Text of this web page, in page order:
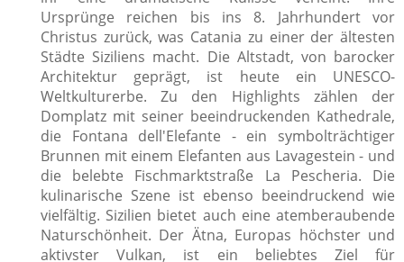
Ursprünge reichen bis ins 8. Jahrhundert vor
Christus zurück, was Catania zu einer der ältesten
Städte Siziliens macht. Die Altstadt, von barocker
Architektur geprägt, ist heute ein UNESCO-
Weltkulturerbe. Zu den Highlights zählen der
Domplatz mit seiner beeindruckenden Kathedrale,
die Fontana dell'Elefante - ein symbolträchtiger
Brunnen mit einem Elefanten aus Lavagestein - und
die belebte Fischmarktstraße La Pescheria. Die
kulinarische Szene ist ebenso beeindruckend wie
vielfältig. Sizilien bietet auch eine atemberaubende
Naturschönheit. Der Ätna, Europas höchster und
aktivster Vulkan, ist ein beliebtes Ziel für